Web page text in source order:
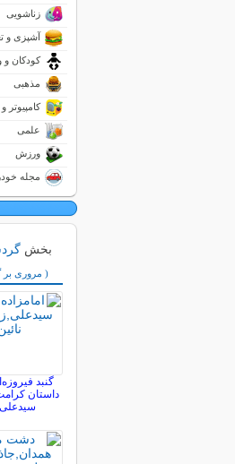
زناشویی
آشپزی و
کودکان و
مذهبی
کامپیوتر
علمی
ورزش
مجله
بخش
( مروری بر
گنبد
داستان